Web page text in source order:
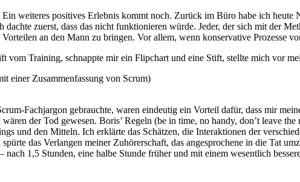
Ein weiteres positives Erlebnis kommt noch. Zurück im Büro habe ich
zuerst, dass das nicht funktionieren würde. Jeder, der sich mit der
an den Mann zu bringen. Vor allem, wenn konservative Prozesse
vom Training, schnappte mir ein Flipchart und eine Stift, stellte mich vor
einer Zusammenfassung von Scrum)
Fachjargon gebrauchte, waren eindeutig ein Vorteil dafür, dass mir
der Tod gewesen. Boris’ Regeln (be in time, no handy, don’t leave
und den Mitteln. Ich erklärte das Schätzen, die Interaktionen der
das Verlangen meiner Zuhörerschaft, das angesprochene in die Tat
1,5 Stunden, eine halbe Stunde früher und mit einem wesentlich